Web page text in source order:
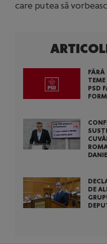
care putea să
FĂRĂ
PSD
DE